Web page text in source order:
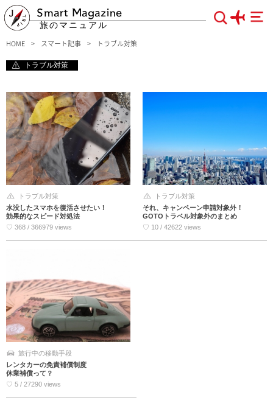
Smart Magazine
旅のマニュアル
HOME スマート記事 トラブル対策
トラブル対策
トラブル対策
水没したスマホを復活させたい！
効果的なスピード対処法
♡ 368 / 366979 views
トラブル対策
それ、キャンペーン申請対象外！
GOTOトラベル対象外のまとめ
♡ 10 / 42622 views
旅行中の移動手段
レンタカーの免責補償制度
休業補償って？
♡ 5 / 27290 views